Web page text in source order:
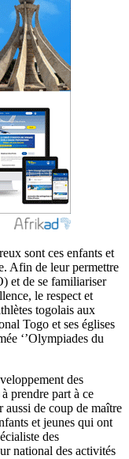
sont ces enfants et
Afin de leur permettre
et de se familiariser
le respect et
togolais aux
Togo et ses églises
‘’Olympiades du
des
prendre part à ce
aussi de coup de maître
et jeunes qui ont
des
national des activités